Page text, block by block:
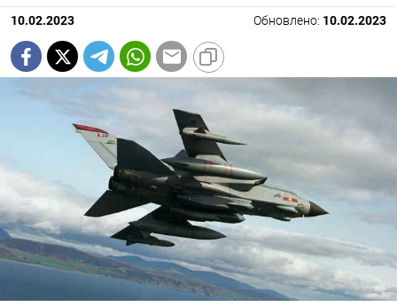
10.02.2023 Обновлено: 10.02.2023